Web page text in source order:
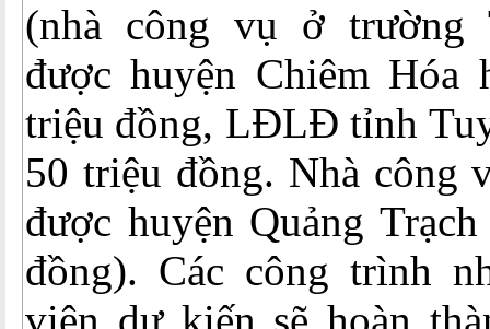
(nhà công vụ ở trường
được huyện Chiêm Hóa
triệu đồng, LĐLĐ tỉnh
50 triệu đồng. Nhà công
được huyện Quảng
đồng). Các công trình